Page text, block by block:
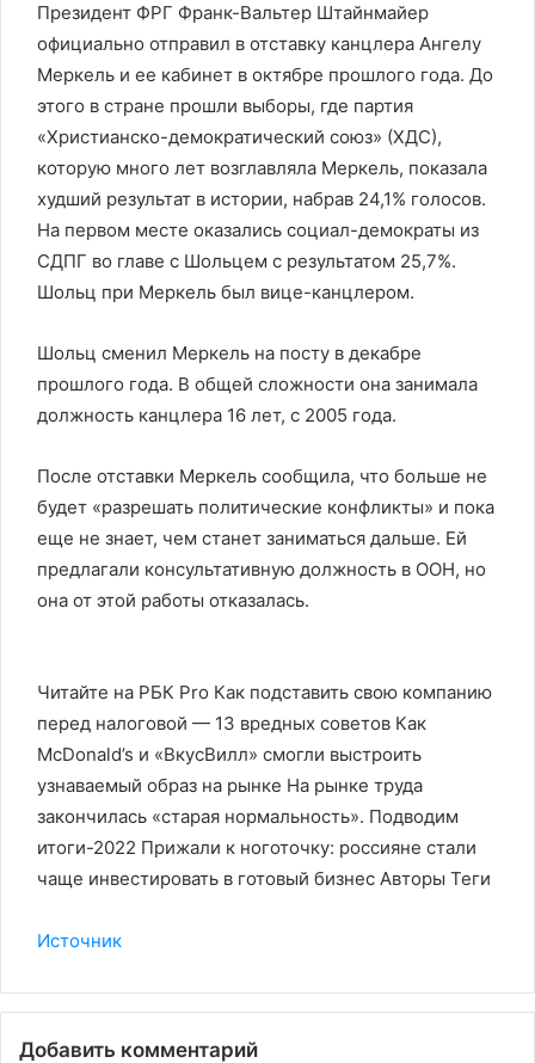
Президент ФРГ Франк-Вальтер Штайнмайер
официально отправил в отставку канцлера Ангелу
Меркель и ее кабинет в октябре прошлого года. До
этого в стране прошли выборы, где партия
«Христианско-демократический союз» (ХДС),
которую много лет возглавляла Меркель, показала
худший результат в истории, набрав 24,1% голосов.
На первом месте оказались социал-демократы из
СДПГ во главе с Шольцем с результатом 25,7%.
Шольц при Меркель был вице-канцлером.
Шольц сменил Меркель на посту в декабре
прошлого года. В общей сложности она занимала
должность канцлера 16 лет, с 2005 года.
После отставки Меркель сообщила, что больше не
будет «разрешать политические конфликты» и пока
еще не знает, чем станет заниматься дальше. Ей
предлагали консультативную должность в ООН, но
она от этой работы отказалась.
Читайте на РБК Pro Как подставить свою компанию
перед налоговой — 13 вредных советов Как
McDonald’s и «ВкусВилл» смогли выстроить
узнаваемый образ на рынке На рынке труда
закончилась «старая нормальность». Подводим
итоги-2022 Прижали к ноготочку: россияне стали
чаще инвестировать в готовый бизнес Авторы Теги
Источник
Добавить комментарий